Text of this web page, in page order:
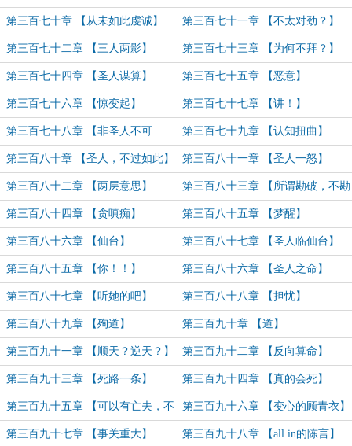
第三百七十章 【从未如此虔诚】 第三百七十一章 【不太对劲？】
第三百七十二章 【三人两影】 第三百七十三章 【为何不拜？】
第三百七十四章 【圣人谋算】 第三百七十五章 【恶意】
第三百七十六章 【惊变起】 第三百七十七章 【讲！】
第三百七十八章 【非圣人不可
及！】
第三百七十九章 【认知扭曲】
第三百八十章 【圣人，不过如此】 第三百八十一章 【圣人一怒】
第三百八十二章 【两层意思】 第三百八十三章 【所谓勘破，不勘
哪有破？】
第三百八十四章 【贪嗔痴】 第三百八十五章 【梦醒】
第三百八十六章 【仙台】 第三百八十七章 【圣人临仙台】
第三百八十五章 【你！！】 第三百八十六章 【圣人之命】
第三百八十七章 【听她的吧】 第三百八十八章 【担忧】
第三百八十九章 【殉道】 第三百九十章 【道】
第三百九十一章 【顺天？逆天？】 第三百九十二章 【反向算命】
第三百九十三章 【死路一条】 第三百九十四章 【真的会死】
第三百九十五章 【可以有亡夫，不
可以有丈夫】
第三百九十六章 【变心的顾青衣】
第三百九十七章 【事关重大】 第三百九十八章 【all in的陈言】